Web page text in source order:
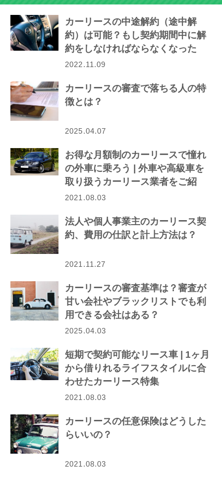
カーリースの中途解約（途中解
約）は可能？もし契約期間中に解
約をしなければならなくなった
ら…
2022.11.09
カーリースの審査で落ちる人の特
徴とは？
2025.04.07
お得な月額制のカーリースで憧れ
の外車に乗ろう | 外車や高級車を
取り扱うカーリース業者をご紹
介！
2021.08.03
法人や個人事業主のカーリース契
約、費用の仕訳と計上方法は？
2021.11.27
カーリースの審査基準は？審査が
甘い会社やブラックリストでも利
用できる会社はある？
2025.04.03
短期で契約可能なリース車 | 1ヶ月
から借りれるライフスタイルに合
わせたカーリース特集
2021.08.03
カーリースの任意保険はどうした
らいいの？
2021.08.03